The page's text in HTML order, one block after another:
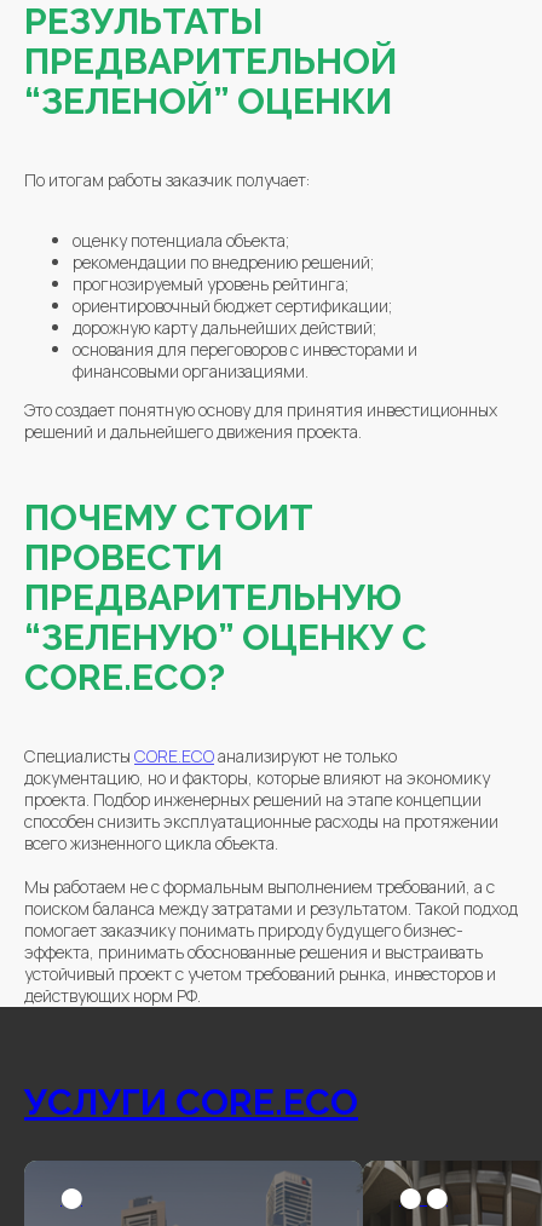
РЕЗУЛЬТАТЫ
ПРЕДВАРИТЕЛЬНОЙ
“ЗЕЛЕНОЙ” ОЦЕНКИ
По итогам работы заказчик получает:
оценку потенциала объекта;
рекомендации по внедрению решений;
прогнозируемый уровень рейтинга;
ориентировочный бюджет сертификации;
дорожную карту дальнейших действий;
основания для переговоров с инвесторами и
финансовыми организациями.
Это создает понятную основу для принятия инвестиционных
решений и дальнейшего движения проекта.
ПОЧЕМУ СТОИТ
ПРОВЕСТИ
ПРЕДВАРИТЕЛЬНУЮ
“ЗЕЛЕНУЮ” ОЦЕНКУ С
CORE.ECO?
Специалисты CORE.ECOанализируют не только
документацию, но и факторы, которые влияют на экономику
проекта. Подбор инженерных решений на этапе концепции
способен снизить эксплуатационные расходы на протяжении
всего жизненного цикла объекта.
Мы работаем не с формальным выполнением требований, а с
поиском баланса между затратами и результатом. Такой подход
помогает заказчику понимать природу будущего бизнес-
эффекта, принимать обоснованные решения и выстраивать
устойчивый проект с учетом требований рынка, инвесторов и
действующих норм РФ.
УСЛУГИ CORE.ECO
⬤ ⬤ ⬤